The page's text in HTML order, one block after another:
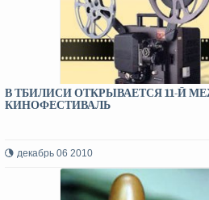
В ТБИЛИСИ ОТКРЫВАЕТСЯ 11-Й
КИНОФЕСТИВАЛЬ
декабрь 06 2010